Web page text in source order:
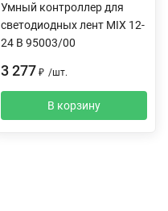
Умный контроллер для
светодиодных лент MIX 12-
24 В 95003/00
3 277 ₽ /шт.
В корзину